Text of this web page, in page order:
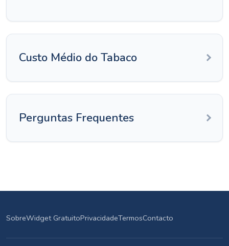
Custo Médio do Tabaco
Perguntas Frequentes
SobreWidget GratuitoPrivacidadeTermosContacto